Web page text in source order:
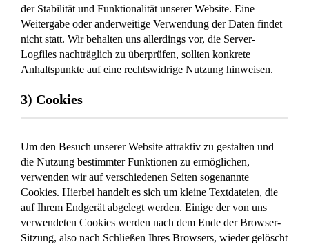
der Stabilität und Funktionalität unserer Website. Eine
Weitergabe oder anderweitige Verwendung der Daten findet
nicht statt. Wir behalten uns allerdings vor, die Server-
Logfiles nachträglich zu überprüfen, sollten konkrete
Anhaltspunkte auf eine rechtswidrige Nutzung hinweisen.
3) Cookies
Um den Besuch unserer Website attraktiv zu gestalten und
die Nutzung bestimmter Funktionen zu ermöglichen,
verwenden wir auf verschiedenen Seiten sogenannte
Cookies. Hierbei handelt es sich um kleine Textdateien, die
auf Ihrem Endgerät abgelegt werden. Einige der von uns
verwendeten Cookies werden nach dem Ende der Browser-
Sitzung, also nach Schließen Ihres Browsers, wieder gelöscht